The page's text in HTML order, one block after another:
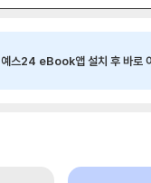
예스24 eBook앱 설치 후 바로